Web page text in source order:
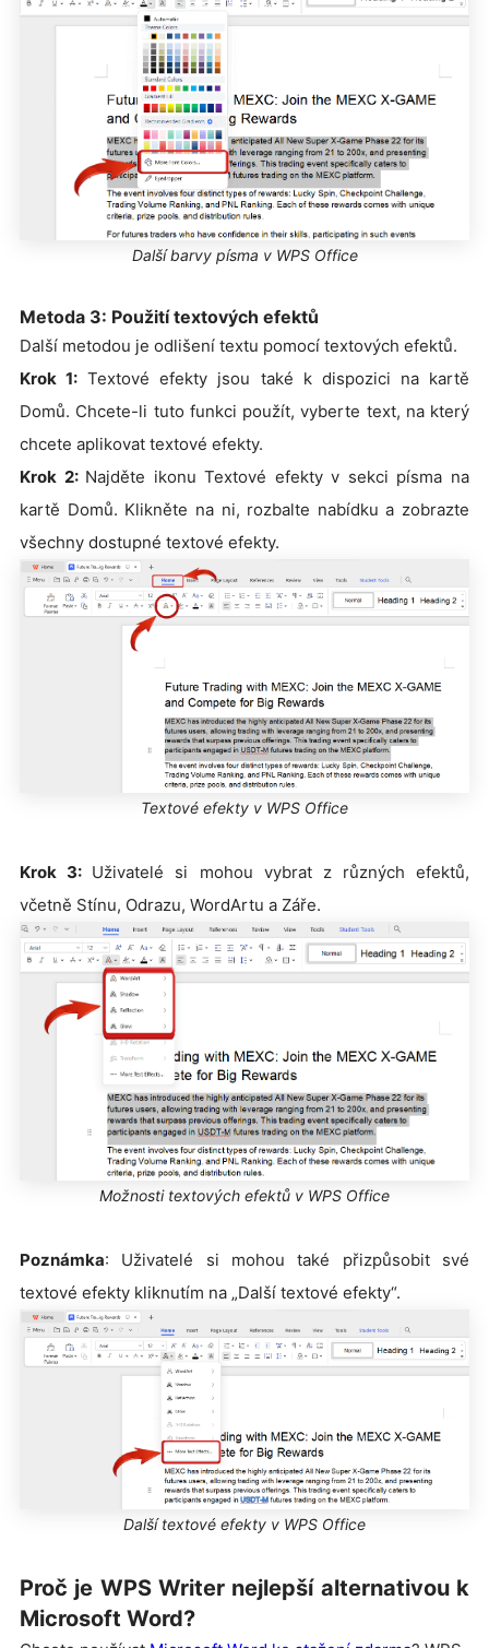
Další barvy písma v WPS Office
Metoda 3: Použití textových efektů
Další metodou je odlišení textu pomocí textových efektů.
Krok 1: Textové efekty jsou také k dispozici na kartě
Domů. Chcete-li tuto funkci použít, vyberte text, na který
chcete aplikovat textové efekty.
Krok 2: Najděte ikonu Textové efekty v sekci písma na
kartě Domů. Klikněte na ni, rozbalte nabídku a zobrazte
všechny dostupné textové efekty.
Textové efekty v WPS Office
Krok 3: Uživatelé si mohou vybrat z různých efektů,
včetně Stínu, Odrazu, WordArtu a Záře.
Možnosti textových efektů v WPS Office
Poznámka: Uživatelé si mohou také přizpůsobit své
textové efekty kliknutím na „Další textové efekty“.
Další textové efekty v WPS Office
Proč je WPS Writer nejlepší alternativou k
Microsoft Word?